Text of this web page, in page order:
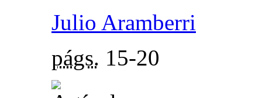
Julio Aramberri
págs. 15-20